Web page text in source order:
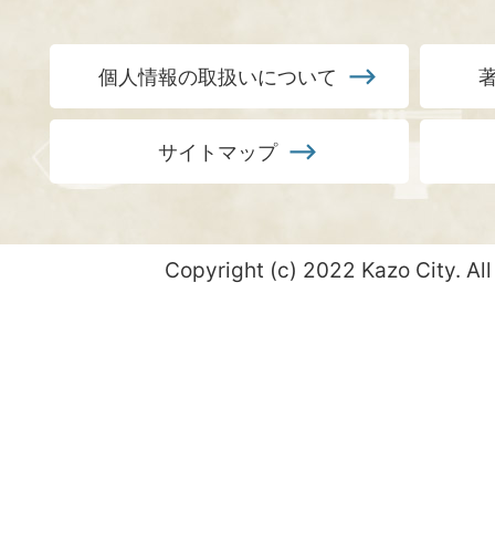
個人情報の取扱いについて
サイトマップ
Copyright (c) 2022 Kazo City.